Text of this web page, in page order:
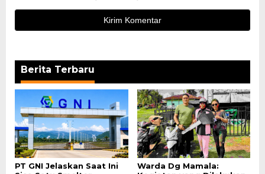
Berita Terbaru
PT GNI Jelaskan Saat Ini
Warda Dg Mamala: